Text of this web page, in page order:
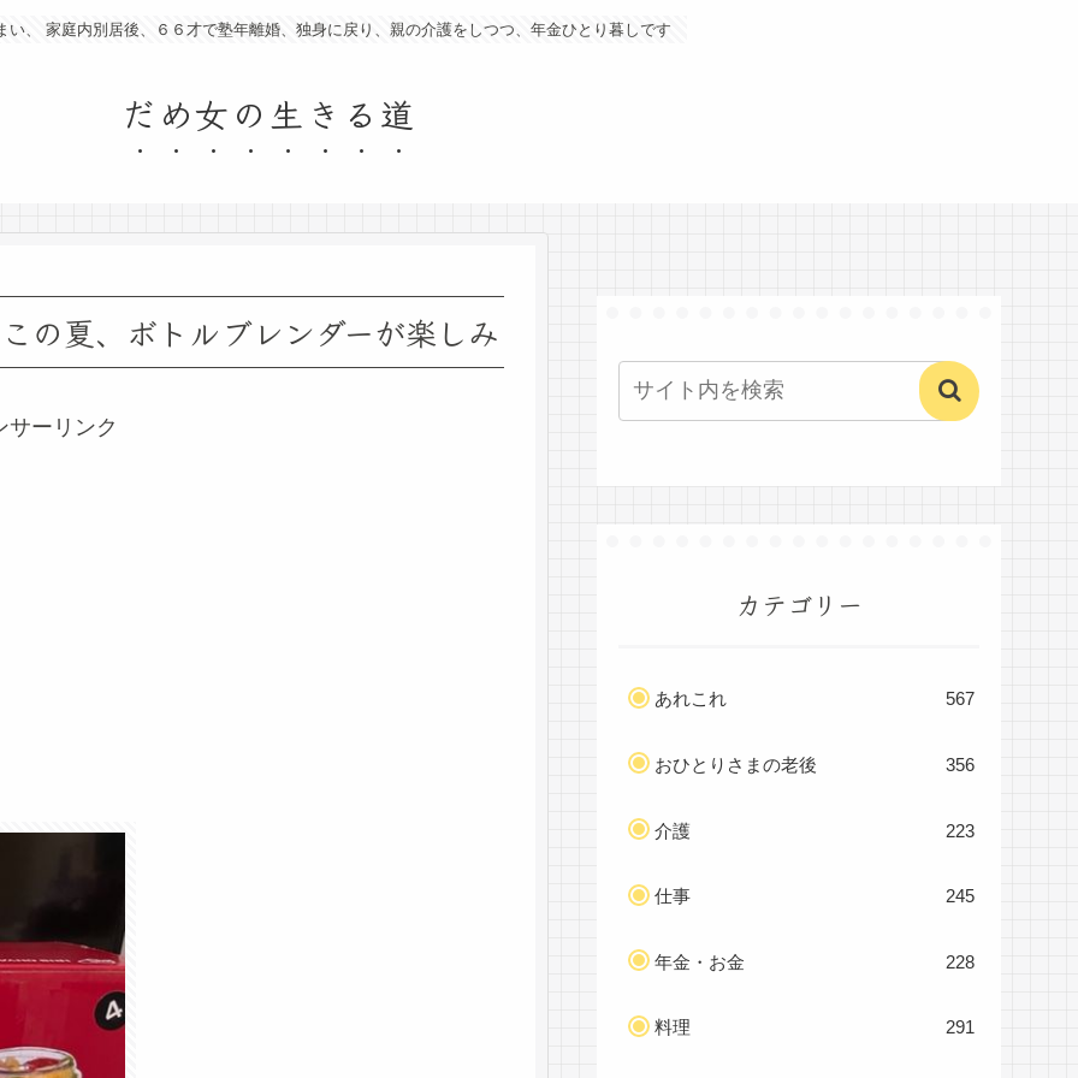
い、 家庭内別居後、６６才で塾年離婚、独身に戻り、親の介護をしつつ、年金ひとり暮しです
だめ女の生きる道
の夏、ボトルブレンダーが楽しみ
サーリンク
カテゴリー
あれこれ 567
おひとりさまの老後 356
介護 223
仕事 245
年金・お金 228
料理 291